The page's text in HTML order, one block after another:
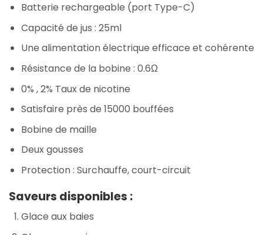
Batterie rechargeable (port Type-C)
Capacité de jus : 25ml
Une alimentation électrique efficace et cohérente
Résistance de la bobine : 0.6Ω
0% , 2% Taux de nicotine
Satisfaire près de 15000 bouffées
Bobine de maille
Deux gousses
Protection : Surchauffe, court-circuit
Saveurs disponibles :
Glace aux baies